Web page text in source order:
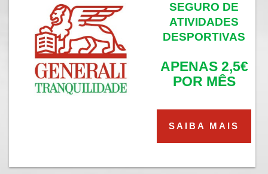
SEGURO DE
ATIVIDADES
DESPORTIVAS
APENAS 2,5€
POR MÊS
SAIBA MAIS